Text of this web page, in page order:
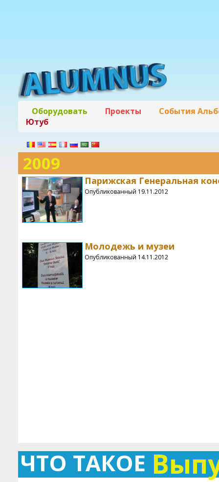
Оборудовать Проекты
События
Ютуб
2009
Парижская Генеральная
Опубликованный 19.11.2012
Молодежь и музеи
Опубликованный 14.11.2012
ЧТО ТАКОЕ